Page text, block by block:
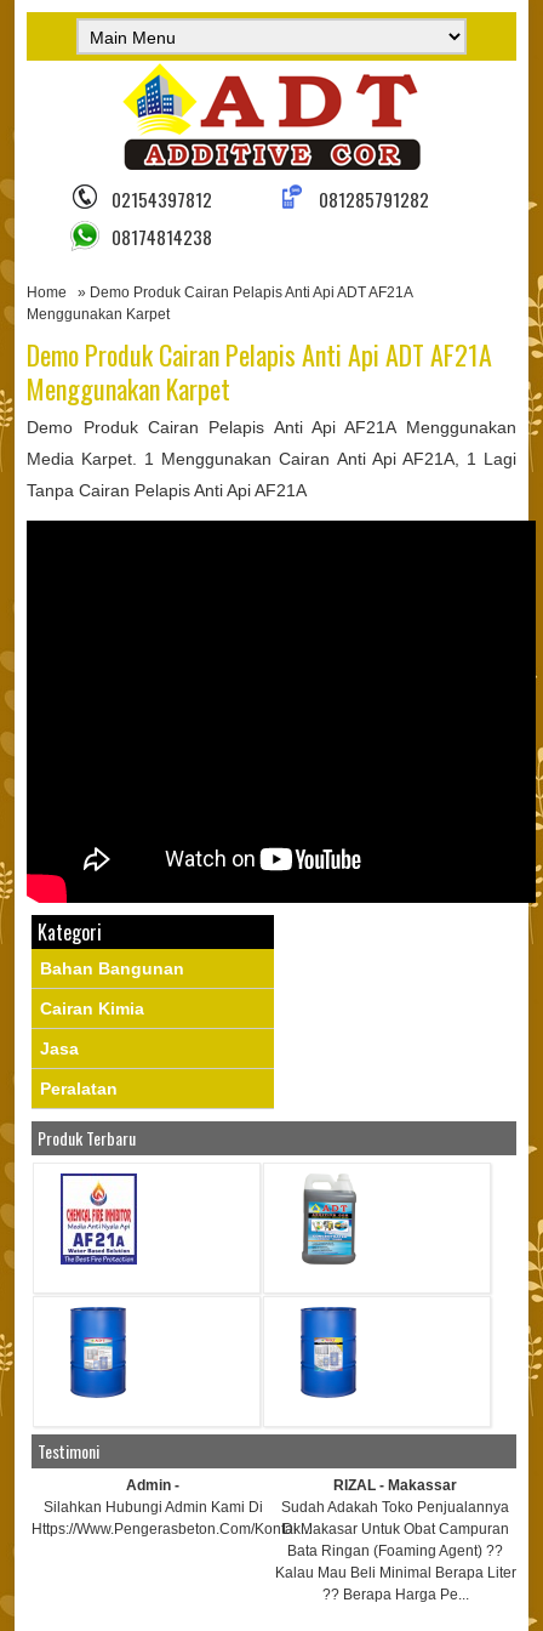
02154397812
081285791282
08174814238
Home
» Demo Produk Cairan Pelapis Anti Api ADT AF21A
Menggunakan Karpet
Demo Produk Cairan Pelapis Anti Api ADT AF21A
Menggunakan Karpet
Demo Produk Cairan Pelapis Anti Api AF21A Menggunakan
Media Karpet. 1 Menggunakan Cairan Anti Api AF21A, 1 Lagi
Tanpa Cairan Pelapis Anti Api AF21A
Kategori
Bahan Bangunan
Cairan Kimia
Jasa
Peralatan
Produk Terbaru
Testimoni
Admin -
Silahkan Hubungi Admin Kami Di
Https://www.pengerasbeton.com/kontak...
RIZAL - Makassar
Sudah Adakah Toko Penjualannya
Di Makasar Untuk Obat Campuran
Bata Ringan (foaming Agent) ??
Kalau Mau Beli Minimal Berapa Liter
?? Berapa Harga Pe...